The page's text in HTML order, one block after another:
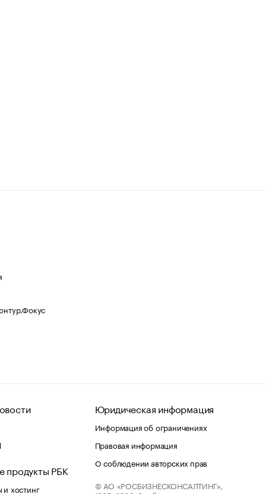
продукты РБК
хостинг
Юридическая информация
Информация об ограничениях
Правовая информация
О соблюдении авторских прав
© АО «РОСБИЗНЕСКОНСАЛТИНГ»,